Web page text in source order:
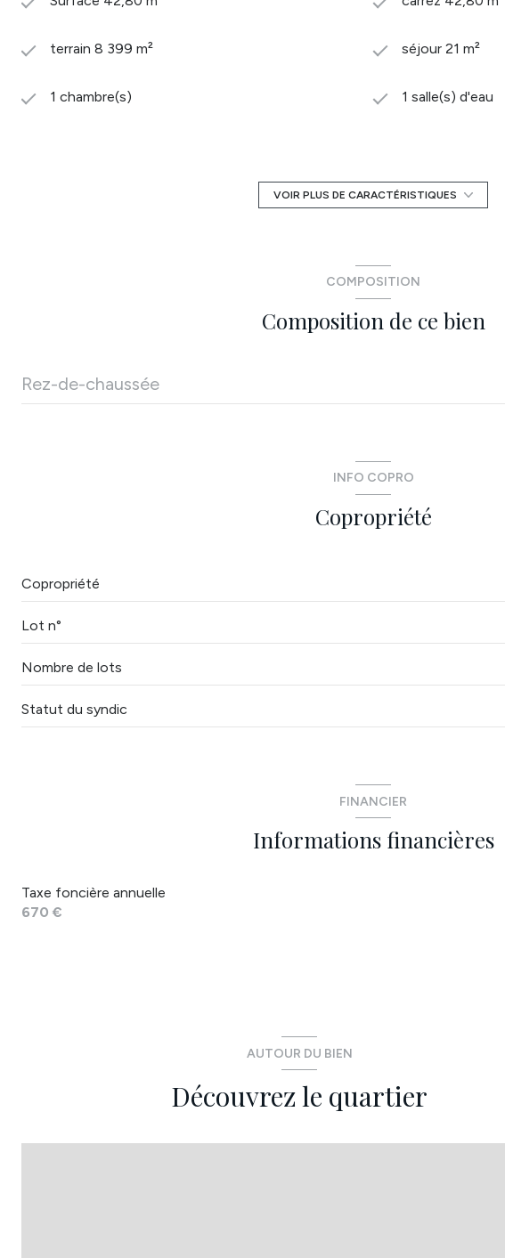
terrain 8 399 m² séjour 21 m²
1 chambre(s) 1 salle(s) d'eau
Chauffage individuel : convecteur (electrique) exposition Sud
terrasse
interphone
VOIR PLUS DE CARACTÉRISTIQUES
COMPOSITION
Composition de ce bien
Rez-de-chaussée
chambre
INFO COPRO
Copropriété
Copropriété
Lot n°
Nombre de lots
Statut du syndic
FINANCIER
Informations financières
Taxe foncière annuelle
670 €
AUTOUR DU BIEN
Découvrez le quartier